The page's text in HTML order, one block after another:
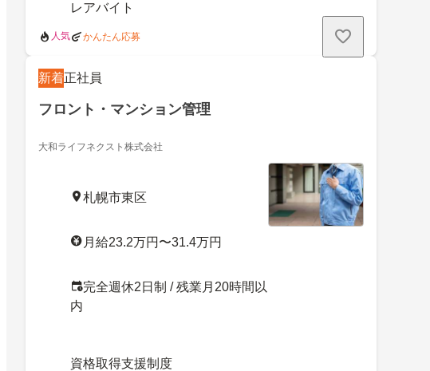
レアバイト
人気 かんたん応募
新着正社員
フロント・マンション管理
大和ライフネクスト株式会社
札幌市東区
月給23.2万円〜31.4万円
完全週休2日制 / 残業月20時間以
内
資格取得支援制度